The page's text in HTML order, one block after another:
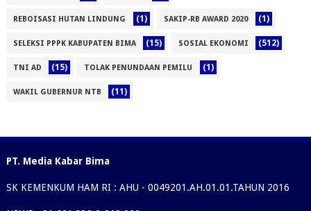
REBOISASI HUTAN LINDUNG (1) SAKIP-RB AWARD 2020 (1)
SELEKSI PPPK KABUPATEN BIMA (15) SOSIAL EKONOMI (512)
TNI AD (15) TOLAK PENUNDAAN PEMILU (1)
WAKIL GUBERNUR NTB (11)
PT. Media Kabar Bima
SK KEMENKUM HAM RI : AHU - 0049201.AH.01.01.TAHUN 2016